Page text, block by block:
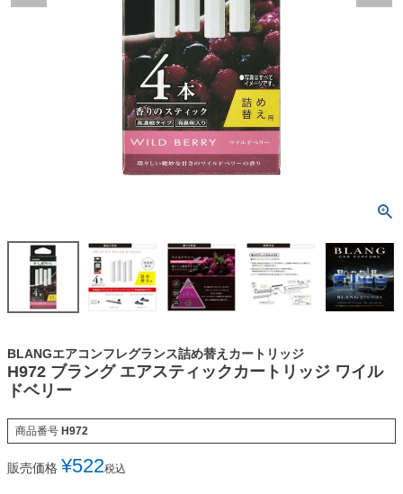
BLANGエアコンフレグランス詰め替えカートリッジ
H972 ブラング エアスティックカートリッジ ワイル
ドベリー
商品番号 H972
販売価格 ¥522税込